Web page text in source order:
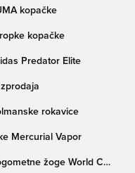
kopačke
kopačke
Predator Elite
rokavice
Mercurial Vapor
žoge World Cup